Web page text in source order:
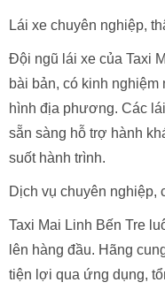
Lái xe chuyên nghiệp,
Đội ngũ lái xe của Taxi
bài bản, có kinh nghiệm
hình địa phương. Các
sẵn sàng hỗ trợ hành
suốt hành trình.
Dịch vụ chuyên nghiệp,
Taxi Mai Linh Bến Tre
lên hàng đầu. Hãng
tiện lợi qua ứng dụng,